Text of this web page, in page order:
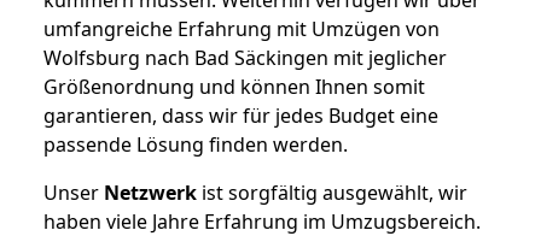
umfangreiche Erfahrung mit Umzügen von
Wolfsburg nach Bad Säckingen mit jeglicher
Größenordnung und können Ihnen somit
garantieren, dass wir für jedes Budget eine
passende Lösung finden werden.
Unser Netzwerk ist sorgfältig ausgewählt, wir
haben viele Jahre Erfahrung im Umzugsbereich.